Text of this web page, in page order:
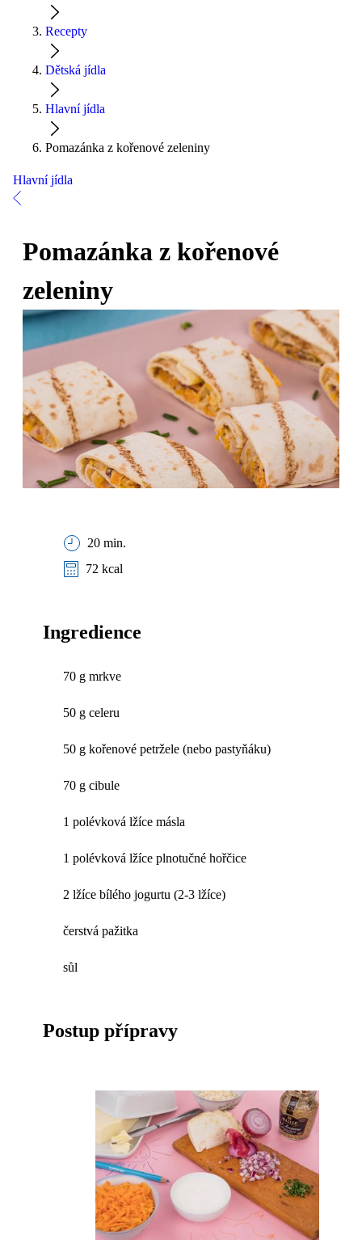
Recepty
Dětská jídla
Hlavní jídla
Pomazánka z kořenové zeleniny
Hlavní jídla
Pomazánka z kořenové
zeleniny
20 min.
72 kcal
Ingredience
70 g mrkve
50 g celeru
50 g kořenové petržele (nebo pastyňáku)
70 g cibule
1 polévková lžíce másla
1 polévková lžíce plnotučné hořčice
2 lžíce bílého jogurtu (2-3 lžíce)
čerstvá pažitka
sůl
Postup přípravy